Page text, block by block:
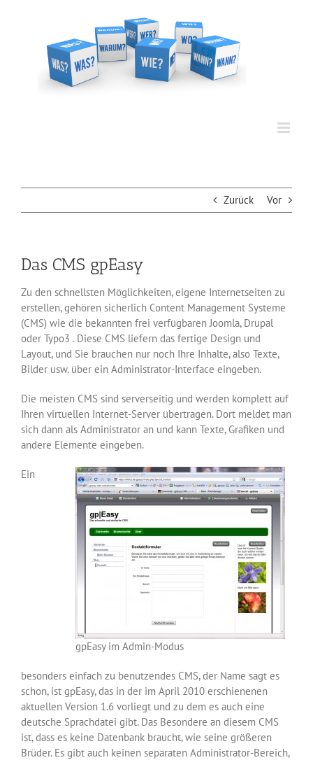
Zurück Vor
Das CMS gpEasy
Zu den schnellsten Möglichkeiten, eigene Internetseiten zu
erstellen, gehören sicherlich Content Management Systeme
(CMS) wie die bekannten frei verfügbaren Joomla, Drupal
oder Typo3 . Diese CMS liefern das fertige Design und
Layout, und Sie brauchen nur noch Ihre Inhalte, also Texte,
Bilder usw. über ein Administrator-Interface eingeben.
Die meisten CMS sind serverseitig und werden komplett auf
Ihren virtuellen Internet-Server übertragen. Dort meldet man
sich dann als Administrator an und kann Texte, Grafiken und
andere Elemente eingeben.
gpEasy im Admin-Modus
Ein
besonders einfach zu benutzendes CMS, der Name sagt es
schon, ist gpEasy, das in der im April 2010 erschienenen
aktuellen Version 1.6 vorliegt und zu dem es auch eine
deutsche Sprachdatei gibt. Das Besondere an diesem CMS
ist, dass es keine Datenbank braucht, wie seine größeren
Brüder. Es gibt auch keinen separaten Administrator-Bereich,